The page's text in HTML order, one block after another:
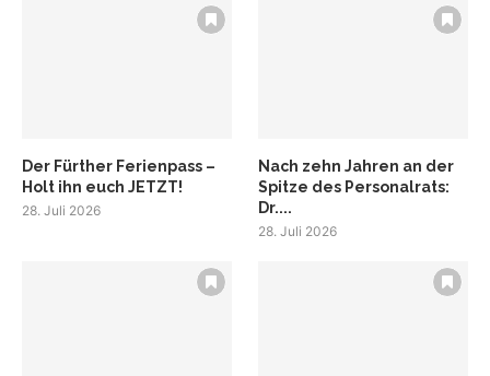
Der Fürther Ferienpass –
Holt ihn euch JETZT!
28. Juli 2026
Nach zehn Jahren an der
Spitze des Personalrats:
Dr....
28. Juli 2026